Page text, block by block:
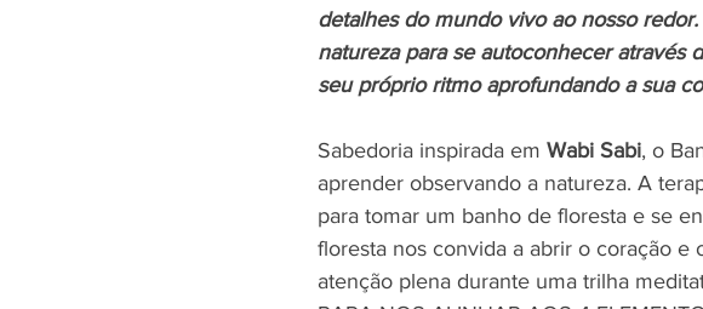
detalhes do mundo vivo ao nosso
natureza para se autoconhecer através
seu próprio ritmo aprofundando a sua
Sabedoria inspirada em Wabi Sabi, o
aprender observando a natureza. A
para tomar um banho de floresta e se
floresta nos convida a abrir o coração
atenção plena durante uma trilha